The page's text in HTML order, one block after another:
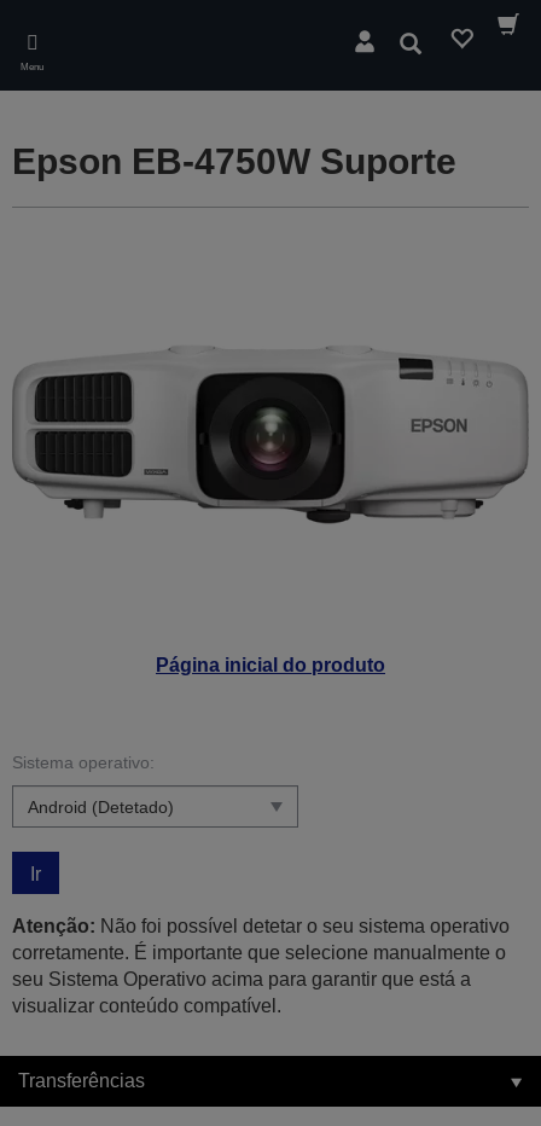
main
content
Menu
Pesquisar
Página inicial do produto
Epson EB-4750W Suporte
Sistema operativo:
Ir
Atenção: Não foi possível detetar o seu sistema operativo
corretamente. É importante que selecione manualmente o
seu Sistema Operativo acima para garantir que está a
visualizar conteúdo compatível.
Transferências